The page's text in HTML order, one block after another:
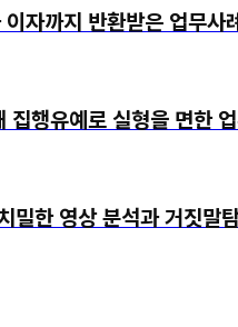
자까지 반환받은 업무사
행유예로 실형을 면한
한 영상 분석과 거짓말